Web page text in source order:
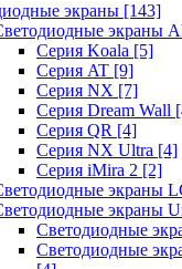
экраны [143]
экраны
Cерия Koala [5]
Серия AT [9]
Серия NX [7]
Серия Dream Wall
Серия QR [4]
Серия NX Ultra [4]
Серия iMira 2 [2]
экраны
экраны
Светодиодные
Светодиодные